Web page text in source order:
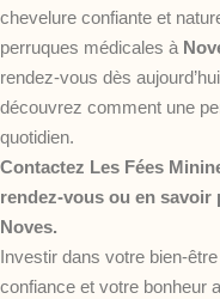
chevelure confiante et
perruques médicales à
rendez-vous dès
découvrez comment une
quotidien.
Contactez Les Fées
rendez-vous ou en
Noves.
Investir dans votre bien-
confiance et votre bonheur